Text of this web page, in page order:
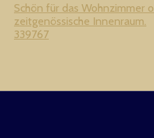
Schön für das Wohnzimmer
zeitgenössische Innenraum.
339767